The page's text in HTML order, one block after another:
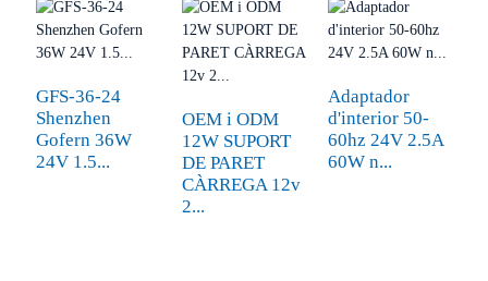
GFS-36-24
Shenzhen
Gofern 36W
24V 1.5...
OEM i ODM
12W SUPORT
DE PARET
CÀRREGA 12v
2...
Adaptador
d'interior 50-
60hz 24V 2.5A
60W n...